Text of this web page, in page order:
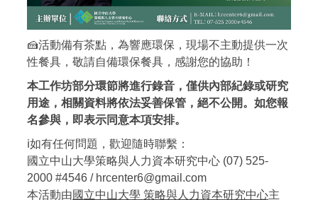
🍰活動備有茶點，為響應環保，現場不主動提供一次
性餐具，敬請自備環保餐具，感謝您的協助！
本工作坊部分環節將進行錄音，僅供內部紀錄或研究
用途，相關資料將依法妥善保管，絕不公開。如您報
名參與，即表示同意本項安排。
ℹ️如有任何問題，歡迎隨時聯繫：
國立中山大學策略與人力資本研究中心 (07) 525-
2000 #4546 / hrcenter6@gmail.com
本活動由國立中山大學 策略與人力資本研究中心主